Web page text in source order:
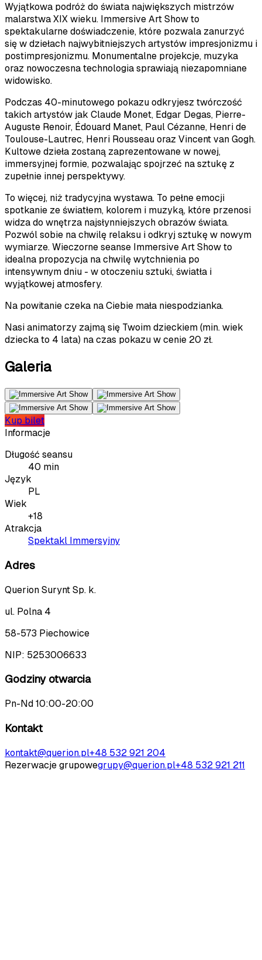
Wyjątkowa podróż do świata największych mistrzów
malarstwa XIX wieku. Immersive Art Show to
spektakularne doświadczenie, które pozwala zanurzyć
się w dziełach najwybitniejszych artystów impresjonizmu i
postimpresjonizmu. Monumentalne projekcje, muzyka
oraz nowoczesna technologia sprawiają niezapomniane
widowisko.
Podczas 40-minutowego pokazu odkryjesz twórczość
takich artystów jak Claude Monet, Edgar Degas, Pierre-
Auguste Renoir, Édouard Manet, Paul Cézanne, Henri de
Toulouse-Lautrec, Henri Rousseau oraz Vincent van Gogh.
Kultowe dzieła zostaną zaprezentowane w nowej,
immersyjnej formie, pozwalając spojrzeć na sztukę z
zupełnie innej perspektywy.
To więcej, niż tradycyjna wystawa. To pełne emocji
spotkanie ze światłem, kolorem i muzyką, które przenosi
widza do wnętrza najsłynniejszych obrazów świata.
Pozwól sobie na chwilę relaksu i odkryj sztukę w nowym
wymiarze. Wieczorne seanse Immersive Art Show to
idealna propozycja na chwilę wytchnienia po
intensywnym dniu - w otoczeniu sztuki, światła i
wyjątkowej atmosfery.
Na powitanie czeka na Ciebie mała niespodzianka.
Nasi animatorzy zajmą się Twoim dzieckiem (min. wiek
dziecka to 4 lata) na czas pokazu w cenie 20 zł.
Galeria
Kup bilet
Informacje
Długość seansu
40 min
Język
PL
Wiek
+18
Atrakcja
Spektakl Immersyjny
Adres
Querion Surynt Sp. k.
ul. Polna 4
58-573 Piechowice
NIP: 5253006633
Godziny otwarcia
Pn-Nd 10:00-20:00
Kontakt
kontakt@querion.pl+48 532 921 204
Rezerwacje grupowegrupy@querion.pl+48 532 921 211